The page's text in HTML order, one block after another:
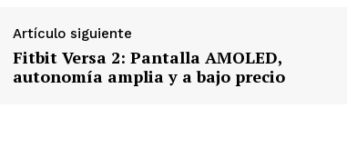
Artículo siguiente
Fitbit Versa 2: Pantalla AMOLED,
autonomía amplia y a bajo precio